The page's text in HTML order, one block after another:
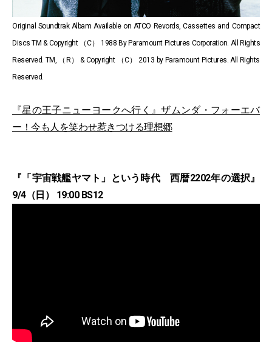
Original Soundtrak Albam Available on ATCO Revords, Cassettes and Compact
Discs TM & Copyright （C） 1988 By Paramount Pictures Corporation. All Rights
Reserved. TM, （R） & Copyright （C） 2013 by Paramount Pictures. All Rights
Reserved.
『星の王子ニューヨークへ行く』ザムンダ・フォーエバ
ー！今も人を笑わせ惹きつける理想郷
『「宇宙戦艦ヤマト」という時代 西暦2202年の選択』
9/4（日） 19:00 BS12